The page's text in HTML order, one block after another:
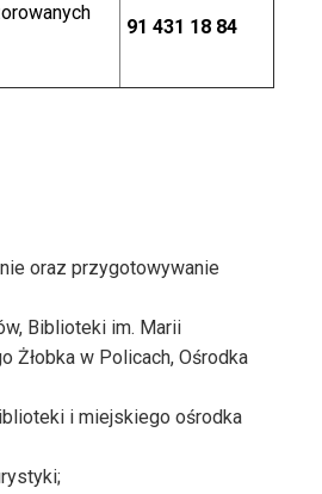
91 431 18 84
oraz przygotowywanie
Biblioteki im. Marii
Żłobka w Policach, Ośrodka
i miejskiego ośrodka